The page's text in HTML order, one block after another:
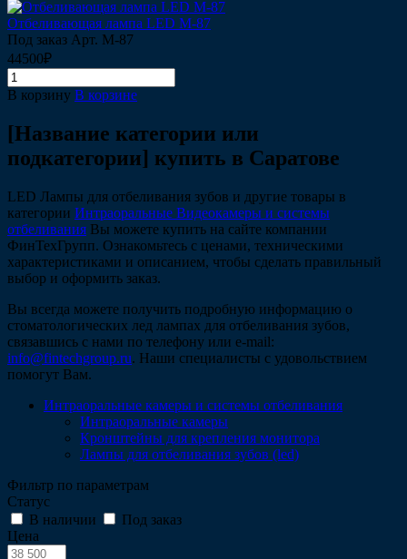
Отбеливающая лампа LED М-87
Под заказ Арт. М-87
44500₽
В корзину В корзине
[Название категории или
подкатегории] купить в Саратове
LED Лампы для отбеливания зубов и другие товары в
категории Интраоральные Видеокамеры и системы
отбеливания Вы можете купить на сайте компании
ФинТехГрупп. Ознакомьтесь с ценами, техническими
характеристиками и описанием, чтобы сделать правильный
выбор и оформить заказ.
Вы всегда можете получить подробную информацию о
стоматологических лед лампах для отбеливания зубов,
связавшись с нами по телефону или e-mail:
info@fintechgroup.ru. Наши специалисты с удовольствием
помогут Вам.
Интраоральные камеры и системы отбеливания
Интраоральные камеры
Кронштейны для крепления монитора
Лампы для отбеливания зубов (led)
Фильтр по параметрам
Статус
В наличии
Под заказ
Цена